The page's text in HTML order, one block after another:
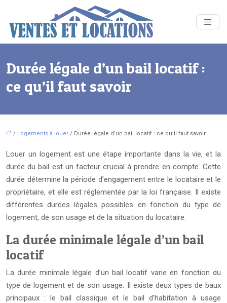
Durée légale d’un bail locatif :
ce qu’il faut savoir
/ Logements à louer / Durée légale d’un bail locatif : ce qu’il faut savoir
Louer un logement est une étape importante dans la vie, et la
durée du bail est un facteur crucial à prendre en compte. Cette
durée détermine la période d’engagement entre le locataire et le
propriétaire, et elle est réglementée par la loi française. Il existe
différentes durées légales possibles en fonction du type de
logement, de son usage et de la situation du locataire.
La durée minimale légale d’un bail
locatif
La durée minimale légale d’un bail locatif varie en fonction du
type de logement et de son usage. Il existe deux types de baux
principaux : le bail classique et le bail d’habitation à usage